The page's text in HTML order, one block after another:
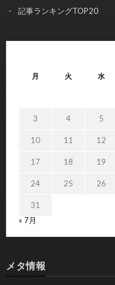
記事ランキングTOP20
月 火 水
3 4 5
10 11 12
17 18 19
24 25 26
31
« 7月
メタ情報